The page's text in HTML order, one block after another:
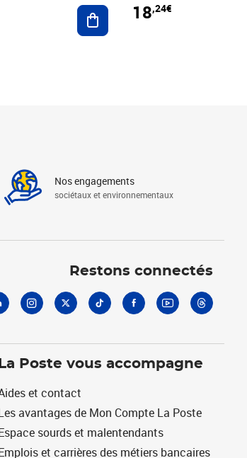
Ajouter au panier
18,24€
Nos engagements
sociétaux et environnementaux
Restons connectés
La Poste vous accompagne
et contact
avantages de Mon Compte La Poste
sourds et malentendants
et carrières des métiers bancaires